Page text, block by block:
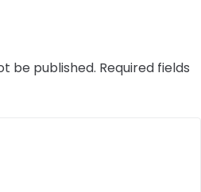
be published. Required fields